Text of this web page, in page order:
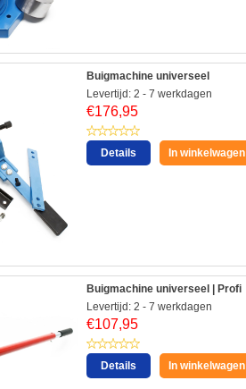
Buigmachine universeel
Levertijd: 2 - 7 werkdagen
€176,95
Details In winkelwagen
Buigmachine universeel | Profi
Levertijd: 2 - 7 werkdagen
€107,95
Details In winkelwagen